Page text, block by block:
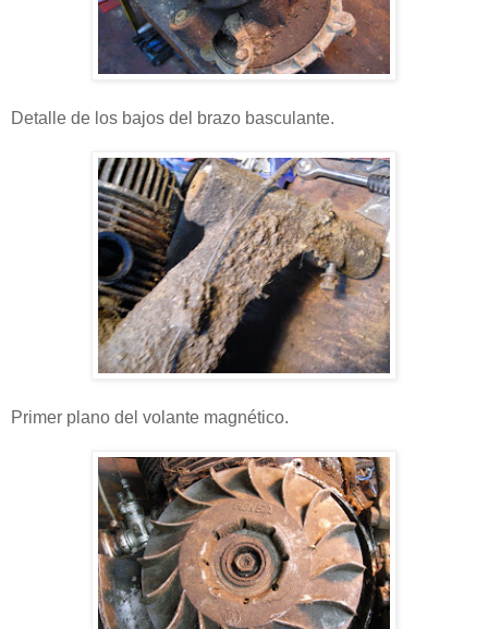
Detalle de los bajos del brazo basculante.
Primer plano del volante magnético.